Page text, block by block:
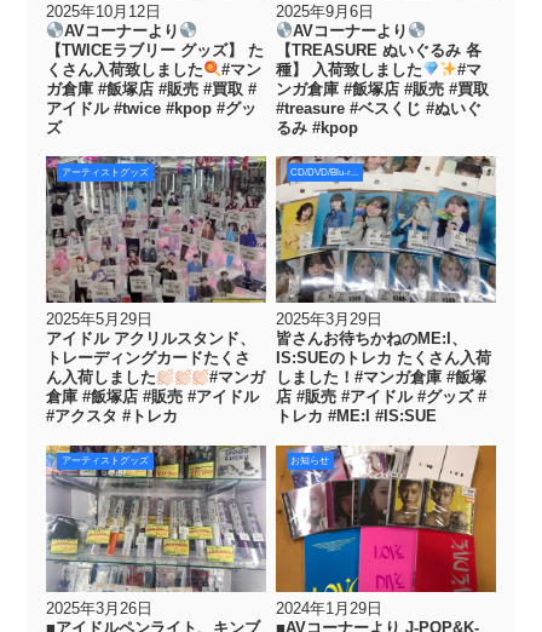
2025年10月12日
AVコーナーより
【TWICEラブリー グッズ】 た
くさん入荷致しました
#マン
ガ倉庫 #飯塚店 #販売 #買取 #
アイドル #twice #kpop #グッ
ズ
2025年9月6日
AVコーナーより
【TREASURE ぬいぐるみ 各
種】 入荷致しました
#マ
ンガ倉庫 #飯塚店 #販売 #買取
#treasure #ベスくじ #ぬいぐ
るみ #kpop
アーティストグッズ
2025年5月29日
アイドル アクリルスタンド、
トレーディングカードたくさ
ん入荷しました
#マンガ
倉庫 #飯塚店 #販売 #アイドル
#アクスタ #トレカ
CD/DVD/Blu-r...
2025年3月29日
皆さんお待ちかねのME:I、
IS:SUEのトレカ たくさん入荷
しました！#マンガ倉庫 #飯塚
店 #販売 #アイドル #グッズ #
トレカ #ME:I #IS:SUE
アーティストグッズ
2025年3月26日
■アイドルペンライト、キンブ
お知らせ
2024年1月29日
■AVコーナーより J-POP&K-